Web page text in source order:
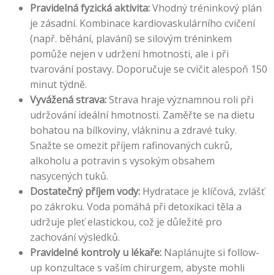
Pravidelná fyzická aktivita:Vhodný tréninkový plán
je zásadní. Kombinace kardiovaskulárního cvičení
(např. běhání, plavání) se silovým tréninkem
pomůže nejen v udržení hmotnosti, ale i při
tvarování postavy. Doporučuje se cvičit alespoň 150
minut týdně.
Vyvážená strava:Strava hraje významnou roli při
udržování ideální hmotnosti. Zaměřte se na dietu
bohatou na bílkoviny, vlákninu a zdravé tuky.
Snažte se omezit příjem rafinovaných cukrů,
alkoholu a potravin s vysokým obsahem
nasycených tuků.
Dostatečný příjem vody:Hydratace je klíčová, zvlášť
po zákroku. Voda pomáhá při detoxikaci těla a
udržuje pleť elastickou, což je důležité pro
zachování výsledků.
Pravidelné kontroly u lékaře:Naplánujte si follow-
up konzultace s vaším chirurgem, abyste mohli